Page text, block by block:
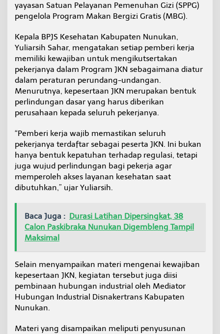
n
g
a
s
a
n
e
P
e
r
s
a
h
a
a
n
yayasan Satuan Pelayanan Pemenuhan Gizi (SPPG)
pengelola Program Makan Bergizi Gratis (MBG).
Kepala BPJS Kesehatan Kabupaten Nunukan,
Yuliarsih Sahar, mengatakan setiap pemberi kerja
memiliki kewajiban untuk mengikutsertakan
pekerjanya dalam Program JKN sebagaimana diatur
dalam peraturan perundang-undangan.
Menurutnya, kepesertaan JKN merupakan bentuk
perlindungan dasar yang harus diberikan
perusahaan kepada seluruh pekerjanya.
“Pemberi kerja wajib memastikan seluruh
pekerjanya terdaftar sebagai peserta JKN. Ini bukan
hanya bentuk kepatuhan terhadap regulasi, tetapi
juga wujud perlindungan bagi pekerja agar
memperoleh akses layanan kesehatan saat
dibutuhkan,” ujar Yuliarsih.
Baca Juga : Durasi Latihan Dipersingkat, 38
Calon Paskibraka Nunukan Digembleng Tampil
Maksimal
Selain menyampaikan materi mengenai kewajiban
kepesertaan JKN, kegiatan tersebut juga diisi
pembinaan hubungan industrial oleh Mediator
Hubungan Industrial Disnakertrans Kabupaten
Nunukan.
Materi yang disampaikan meliputi penyusunan